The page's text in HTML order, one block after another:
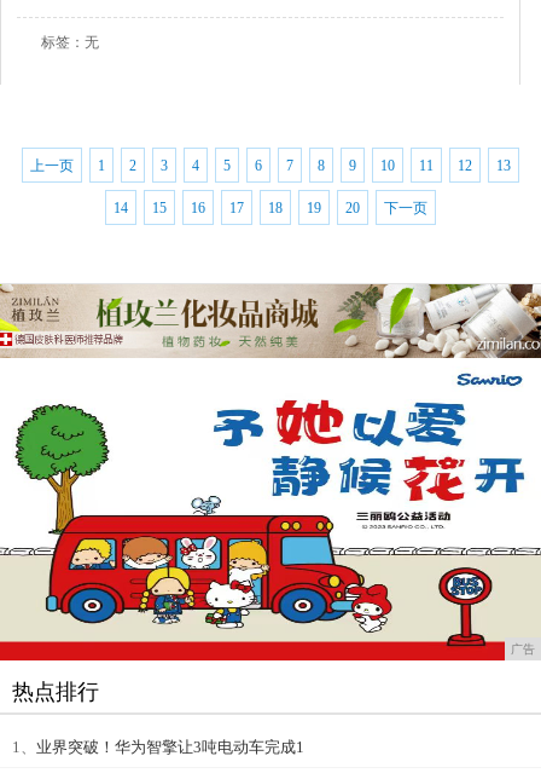
标签：无
上一页 1 2 3 4 5 6 7 8 9 10 11 12 13
14 15 16 17 18 19 20 下一页
广告
热点排行
1、 业界突破！华为智擎让3吨电动车完成1